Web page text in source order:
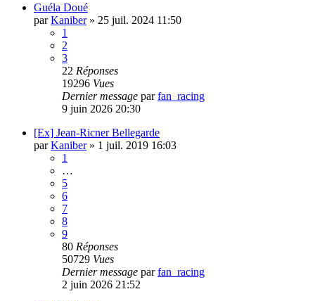
Guéla Doué
parKaniber» 25 juil. 2024 11:50
1
2
3
22 Réponses
19296 Vues
Dernier message parfan_racing
9 juin 2026 20:30
[Ex] Jean-Ricner Bellegarde
parKaniber» 1 juil. 2019 16:03
1
…
5
6
7
8
9
80 Réponses
50729 Vues
Dernier message parfan_racing
2 juin 2026 21:52